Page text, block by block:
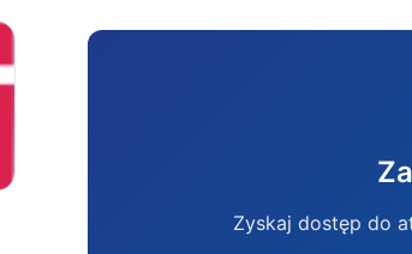
Zyskaj dostęp do